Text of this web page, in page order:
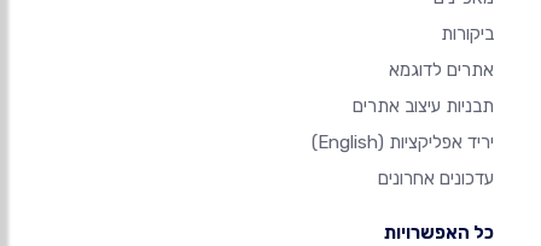
ביקורות
אתרים לדוגמא
תבניות עיצוב אתרים
יריד אפליקציות (English)
עדכונים אחרונים
כל האפשרויות